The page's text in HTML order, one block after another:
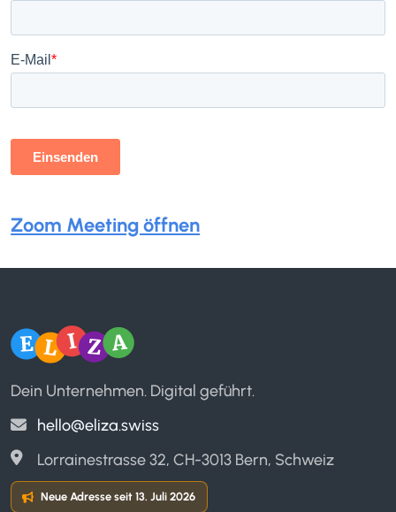
Zoom Meeting öffnen
Dein Unternehmen. Digital geführt.
hello@eliza.swiss
Lorrainestrasse 32, CH-3013 Bern, Schweiz
Neue Adresse seit 13. Juli 2026